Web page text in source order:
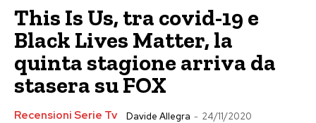
This Is Us, tra covid-19 e
Black Lives Matter, la
quinta stagione arriva da
stasera su FOX
Recensioni Serie Tv Davide Allegra - 24/11/2020